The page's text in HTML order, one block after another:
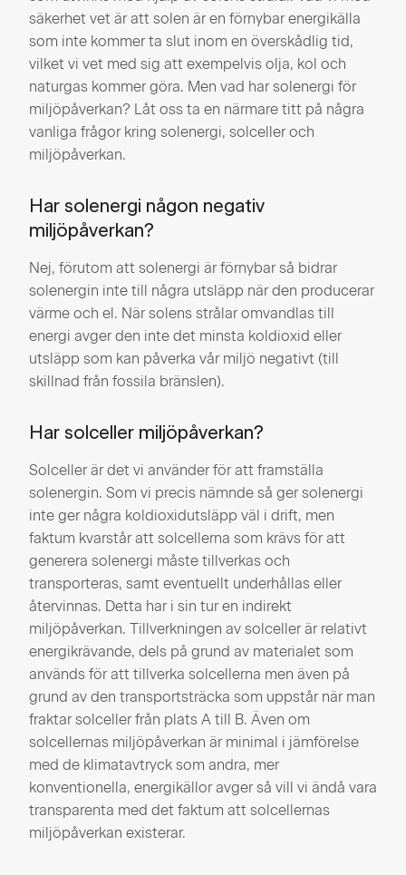
säkerhet vet är att solen är en förnybar energikälla
som inte kommer ta slut inom en överskådlig tid,
vilket vi vet med sig att exempelvis olja, kol och
naturgas kommer göra. Men vad har solenergi för
miljöpåverkan? Låt oss ta en närmare titt på några
vanliga frågor kring solenergi, solceller och
miljöpåverkan.
Har solenergi någon negativ
miljöpåverkan?
Nej, förutom att solenergi är förnybar så bidrar
solenergin inte till några utsläpp när den producerar
värme och el. När solens strålar omvandlas till
energi avger den inte det minsta koldioxid eller
utsläpp som kan påverka vår miljö negativt (till
skillnad från fossila bränslen).
Har solceller miljöpåverkan?
Solceller är det vi använder för att framställa
solenergin. Som vi precis nämnde så ger solenergi
inte ger några koldioxidutsläpp väl i drift, men
faktum kvarstår att solcellerna som krävs för att
generera solenergi måste tillverkas och
transporteras, samt eventuellt underhållas eller
återvinnas. Detta har i sin tur en indirekt
miljöpåverkan. Tillverkningen av solceller är relativt
energikrävande, dels på grund av materialet som
används för att tillverka solcellerna men även på
grund av den transportsträcka som uppstår när man
fraktar solceller från plats A till B. Även om
solcellernas miljöpåverkan är minimal i jämförelse
med de klimatavtryck som andra, mer
konventionella, energikällor avger så vill vi ändå vara
transparenta med det faktum att solcellernas
miljöpåverkan existerar.